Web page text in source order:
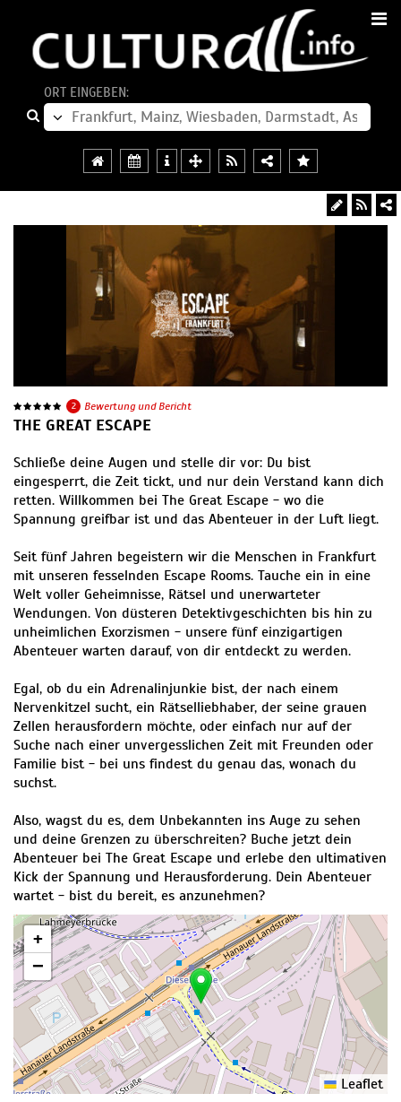
ORT EINGEBEN:
2 Bewertung und Bericht
THE GREAT ESCAPE
Schließe deine Augen und stelle dir vor: Du bist
eingesperrt, die Zeit tickt, und nur dein Verstand kann dich
retten. Willkommen bei The Great Escape - wo die
Spannung greifbar ist und das Abenteuer in der Luft liegt.
Seit fünf Jahren begeistern wir die Menschen in Frankfurt
mit unseren fesselnden Escape Rooms. Tauche ein in eine
Welt voller Geheimnisse, Rätsel und unerwarteter
Wendungen. Von düsteren Detektivgeschichten bis hin zu
unheimlichen Exorzismen - unsere fünf einzigartigen
Abenteuer warten darauf, von dir entdeckt zu werden.
Egal, ob du ein Adrenalinjunkie bist, der nach einem
Nervenkitzel sucht, ein Rätselliebhaber, der seine grauen
Zellen herausfordern möchte, oder einfach nur auf der
Suche nach einer unvergesslichen Zeit mit Freunden oder
Familie bist - bei uns findest du genau das, wonach du
suchst.
Also, wagst du es, dem Unbekannten ins Auge zu sehen
und deine Grenzen zu überschreiten? Buche jetzt dein
Abenteuer bei The Great Escape und erlebe den ultimativen
Kick der Spannung und Herausforderung. Dein Abenteuer
wartet - bist du bereit, es anzunehmen?
+
−
Leaflet